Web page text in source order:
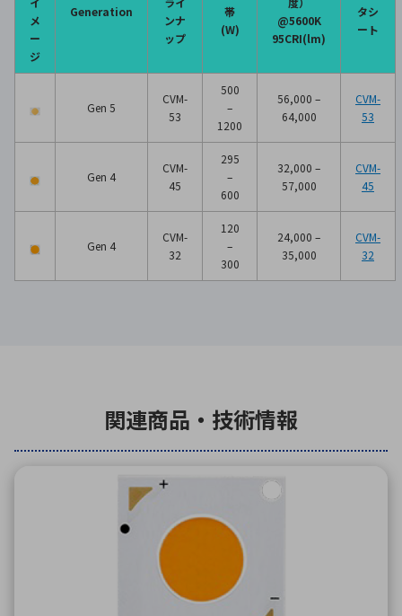
メ
ー
ジ
Generation
ンナ
ップ
帯
(W)
@5600K
95CRI(lm)
タシ
ート
Gen 5
CVM-
53
500
–
1200
56,000 –
64,000
CVM-
53
Gen 4
CVM-
45
295
–
600
32,000 –
57,000
CVM-
45
Gen 4
CVM-
32
120
–
300
24,000 –
35,000
CVM-
32
関連商品・技術情報